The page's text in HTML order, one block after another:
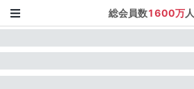
総会員数1600万